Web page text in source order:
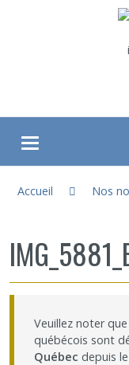
Aller
Ouvrir/fermer le
À propos
Membres
Étudiants
Accueil
Nos
Veuillez noter
québécois sont
Québec depuis le